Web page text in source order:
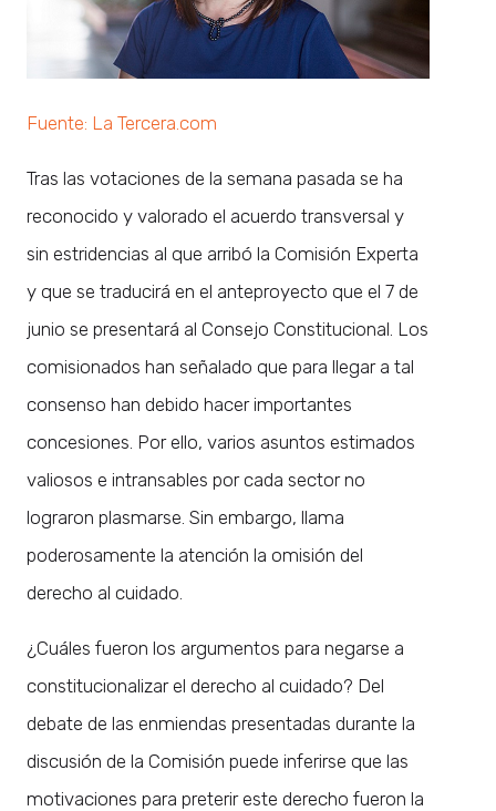
Fuente: La Tercera.com
Tras las votaciones de la semana pasada se ha
reconocido y valorado el acuerdo transversal y
sin estridencias al que arribó la Comisión Experta
y que se traducirá en el anteproyecto que el 7 de
junio se presentará al Consejo Constitucional. Los
comisionados han señalado que para llegar a tal
consenso han debido hacer importantes
concesiones. Por ello, varios asuntos estimados
valiosos e intransables por cada sector no
lograron plasmarse. Sin embargo, llama
poderosamente la atención la omisión del
derecho al cuidado.
¿Cuáles fueron los argumentos para negarse a
constitucionalizar el derecho al cuidado? Del
debate de las enmiendas presentadas durante la
discusión de la Comisión puede inferirse que las
motivaciones para preterir este derecho fueron la